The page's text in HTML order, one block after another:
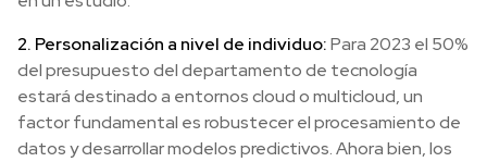
2. Personalización a nivel de individuo:Para 2023 el 50%
del presupuesto del departamento de tecnología
estará destinado a entornos cloud o multicloud, un
factor fundamental es robustecer el procesamiento de
datos y desarrollar modelos predictivos. Ahora bien, los